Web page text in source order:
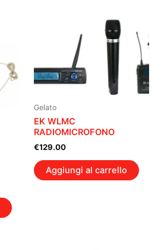
Gelato
EK WLMC
RADIOMICROFONO
€129.00
Aggiungi al carrello